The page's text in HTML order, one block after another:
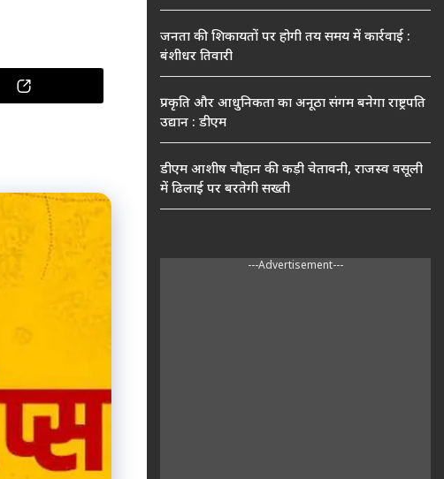
जनता की शिकायतों पर होगी तय समय में कार्रवाई :
बंशीधर तिवारी
प्रकृति और आधुनिकता का अनूठा संगम बनेगा राष्ट्रपति
उद्यान : डीएम
डीएम आशीष चौहान की कड़ी चेतावनी, राजस्व वसूली
में ढिलाई पर बरतेगी सख्ती
---Advertisement---